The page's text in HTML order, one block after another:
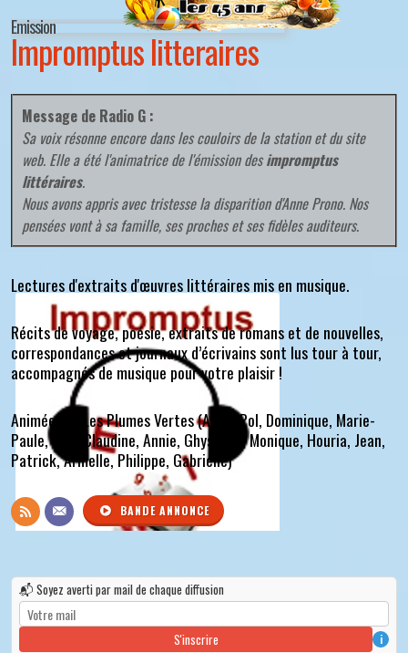
Emission
Impromptus litteraires
Message de Radio G :
Sa voix résonne encore dans les couloirs de la station et du site
web. Elle a été l'animatrice de l'émission desimpromptus
littéraires.
Nous avons appris avec tristesse la disparition d'Anne Prono. Nos
pensées vont à sa famille, ses proches et ses fidèles auditeurs.
Lectures d'extraits d'œuvres littéraires mis en musique.
Récits de voyage, poésie, extraits de romans et de nouvelles,
correspondances et journaux d’écrivains sont lus tour à tour,
accompagnés de musique pour votre plaisir !
Animée par Les Plumes Vertes (Anne, Pol, Dominique, Marie-
Paule, Ivan, Claudine, Annie, Ghyslaine, Monique, Houria, Jean,
Patrick, Armelle, Philippe, Gabrielle)
BANDE ANNONCE
📬 Soyez averti par mail de chaque diffusion
S'inscrire i